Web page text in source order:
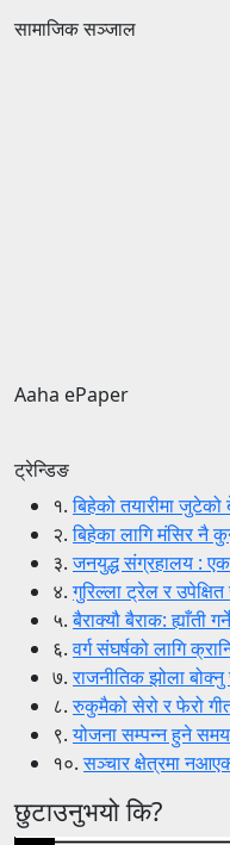
सामाजिक सञ्जाल
Aaha ePaper
ट्रेन्डिङ
१.बिहेको तयारीमा
२.बिहेका लागि मंसिर नै
३.जनयुद्ध संग्रहालय : एक
४.गुरिल्ला ट्रेल र
५.बैराक्यौ बैराक: ह्याँती
६.वर्ग संघर्षको लागि
७.राजनीतिक झोला
८.रुकुमैको सेरो र फेरो
९.योजना सम्पन्न हुने
१०.सञ्चार क्षेत्रमा
छुटाउनुभयो कि?